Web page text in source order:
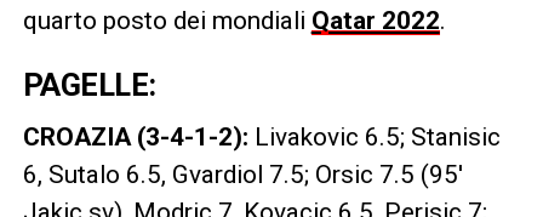
quarto posto dei mondiali Qatar 2022.
PAGELLE:
CROAZIA (3-4-1-2): Livakovic 6.5; Stanisic
6, Sutalo 6.5, Gvardiol 7.5; Orsic 7.5 (95′